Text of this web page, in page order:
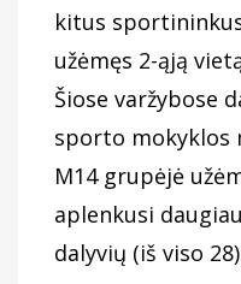
kitus
užėmęs 2-ąją
Šiose varžybose
sporto mokyklos
M14 grupėjė
aplenkusi
dalyvių (iš viso